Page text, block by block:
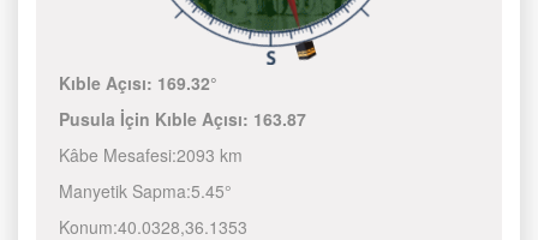
Kıble Açısı: 169.32°
Pusula İçin Kıble Açısı: 163.87
Kâbe Mesafesi:2093 km
Manyetik Sapma:5.45°
Konum:40.0328,36.1353